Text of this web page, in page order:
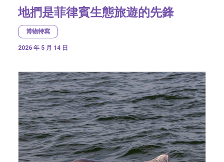
地捫是菲律賓生態旅遊的先鋒
博物特寫
2026 年 5 月 14 日